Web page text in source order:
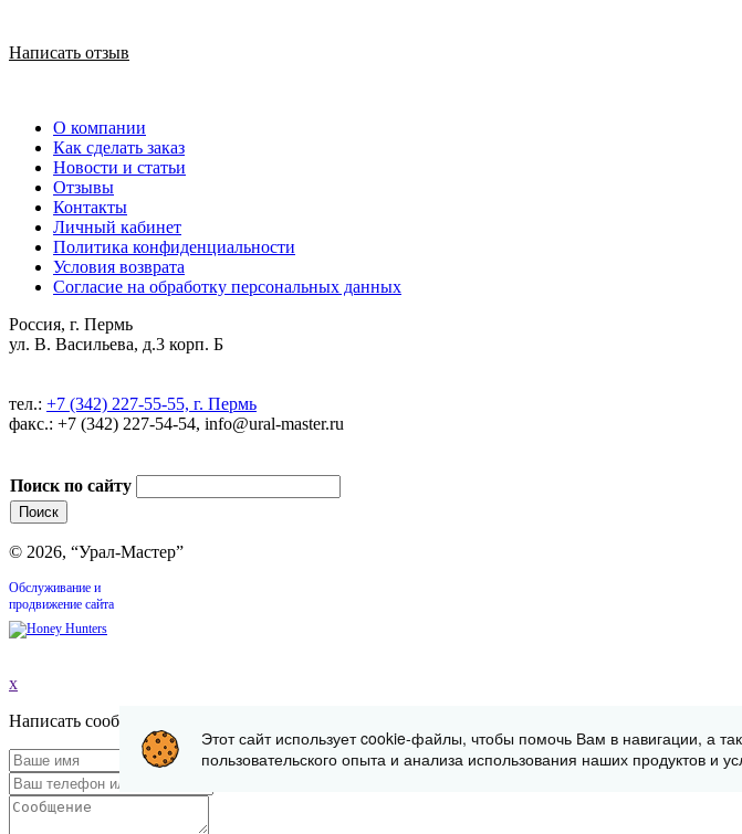
Написать отзыв
О компании
Как сделать заказ
Новости и статьи
Отзывы
Контакты
Личный кабинет
Политика конфиденциальности
Условия возврата
Согласие на обработку персональных данных
Россия, г. Пермь
ул. В. Васильева, д.3 корп. Б
тел.: +7 (342) 227-55-55, г. Пермь
факс.: +7 (342) 227-54-54, info@ural-master.ru
Поиск по сайту
© 2026, “Урал-Мастер”
Обслуживание и
продвижение сайта
x
Написать сообщение
Этот сайт использует cookie-файлы, чтобы помочь Вам в навигации, а
пользовательского опыта и анализа использования наших продуктов и